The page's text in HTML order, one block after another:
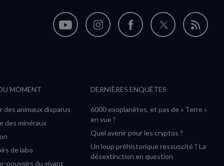
Nous
(nouvelle
fenêtre)
Nous
(nouvelle
fenêtre)
Nous
(nouvelle
fenêtre)
Nous
(nouvelle
fenêtre)
Flux
MOMENT
des animaux disparus
des minéraux
de labo
pouvoirs du vivant
DERNIÈRES ENQUÊTES
6000 exoplanètes, et pas de « Terre »
en vue ?
Quel avenir pour les cryptos ?
Un loup préhistorique ressuscité ? La
désextinction en question